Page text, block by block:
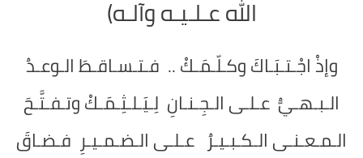
الله عـلـيـه وآلـه)
وإذْ اجْـتـبَـاكَ وكـلّـمَـكْ .. فـتـسـاقـطَ الـوعـدُ
الـبـهـيُّ عـلـى الـجِـنـانِ لِـيَـلـثِـمَـكْ وتـفـتَّـحَ
الـمـعـنـى الـكـبـيـرُ عـلـى الـضـمـيـرِ فـضـاقَ